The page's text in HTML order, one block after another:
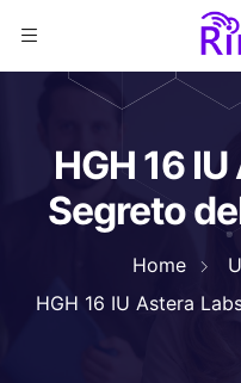
HGH 16
Segreto
Home
HGH 16 IU Astera